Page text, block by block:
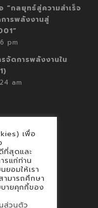
“กลยุทธ์สู่ความสำเร็จ
ารพลังงานสู่
pm
จัดการพลังงานใน
am
เพื่อ
ที่สุดและ
รแก่ท่าน
ยอมให้เรา
ามารถศึกษา
บายคุกกี้ของ
ส่วนตัว